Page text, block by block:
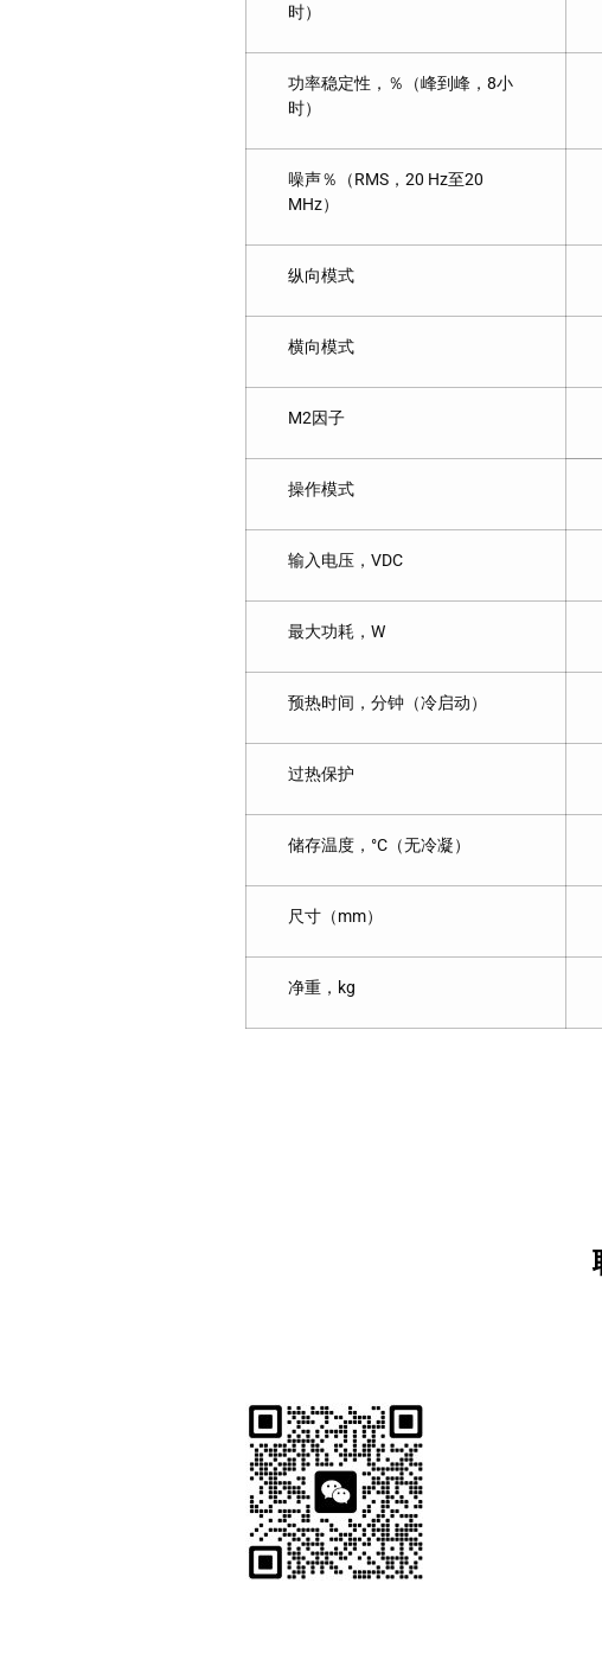
时）
功率稳定性，％（峰到峰，8小
时）
噪声％（RMS，20 Hz至20
MHz）
纵向模式
横向模式
M2因子
操作模式
输入电压，VDC
最大功耗，W
预热时间，分钟（冷启动）
过热保护
储存温度，°C（无冷凝）
尺寸（mm）
净重，kg